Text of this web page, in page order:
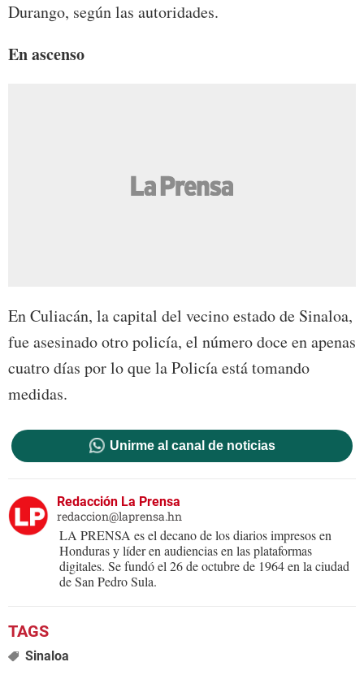
Durango, según las autoridades.
En ascenso
En Culiacán, la capital del vecino estado de Sinaloa,
fue asesinado otro policía, el número doce en apenas
cuatro días por lo que la Policía está tomando
medidas.
Unirme al canal de noticias
Redacción La Prensa
redaccion@laprensa.hn
LA PRENSA es el decano de los diarios impresos en
Honduras y líder en audiencias en las plataformas
digitales. Se fundó el 26 de octubre de 1964 en la ciudad
de San Pedro Sula.
Sinaloa